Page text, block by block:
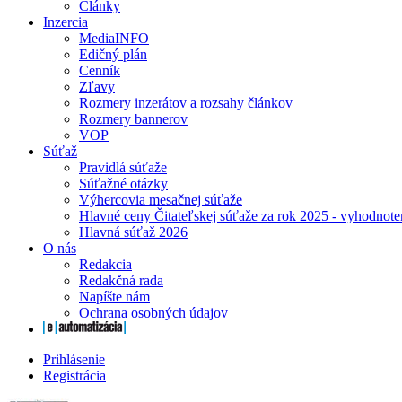
Články
Inzercia
MediaINFO
Edičný plán
Cenník
Zľavy
Rozmery inzerátov a rozsahy článkov
Rozmery bannerov
VOP
Súťaž
Pravidlá súťaže
Súťažné otázky
Výhercovia mesačnej súťaže
Hlavné ceny Čitateľskej súťaže za rok 2025 -
Hlavná súťaž 2026
O nás
Redakcia
Redakčná rada
Napíšte nám
Ochrana osobných údajov
Prihlásenie
Registrácia